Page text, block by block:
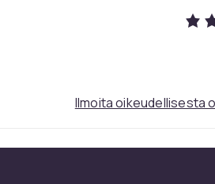
Ilmoita oikeudellisesta